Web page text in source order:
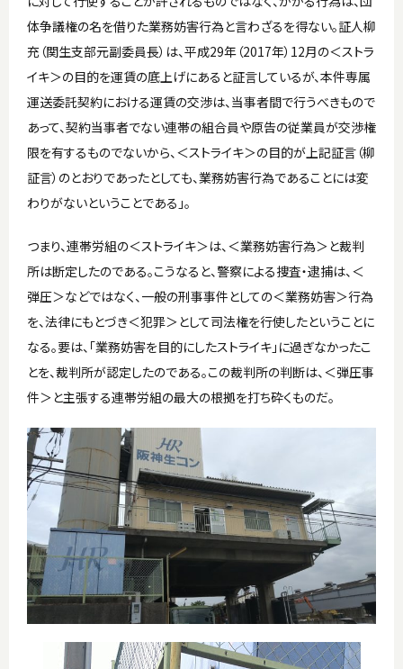
体争議権の名を借りた業務妨害行為と言わざるを得ない。証人柳
充（関生支部元副委員長）は、平成29年（2017年）12月の＜ストラ
イキ＞の目的を運賃の底上げにあると証言しているが、本件専属
運送委託契約における運賃の交渉は、当事者間で行うべきもので
あって、契約当事者でない連帯の組合員や原告の従業員が交渉権
限を有するものでないから、＜ストライキ＞の目的が上記証言（柳
証言）のとおりであったとしても、業務妨害行為であることには変
わりがないということである」。
つまり、連帯労組の＜ストライキ＞は、＜業務妨害行為＞と裁判
所は断定したのである。こうなると、警察による捜査・逮捕は、＜
弾圧＞などではなく、一般の刑事事件としての＜業務妨害＞行為
を、法律にもとづき＜犯罪＞として司法権を行使したということに
なる。要は、「業務妨害を目的にしたストライキ」に過ぎなかったこ
とを、裁判所が認定したのである。この裁判所の判断は、＜弾圧事
件＞と主張する連帯労組の最大の根拠を打ち砕くものだ。